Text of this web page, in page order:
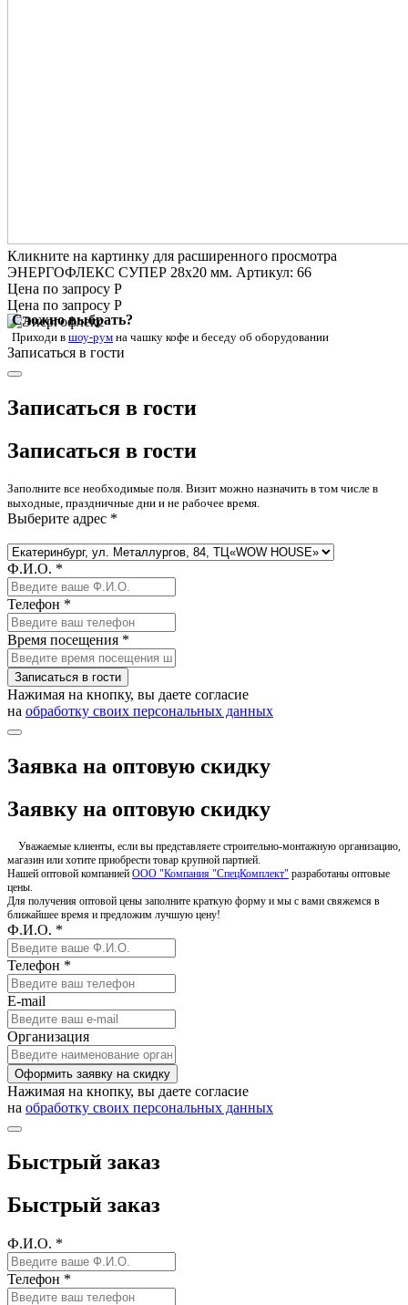
Кликните на картинку для расширенного просмотра
ЭНЕРГОФЛЕКС СУПЕР 28х20 мм. Артикул: 66
Цена по запросу Р
Цена по запросу Р
Сложно выбрать?
Приходи в шоу-рум на чашку кофе и беседу об оборудовании
Записаться в гости
Записаться в гости
Записаться в гости
Заполните все необходимые поля. Визит можно назначить в том числе в
выходные, праздничные дни и не рабочее время.
Выберите адрес *
Ф.И.О. *
Телефон *
Время посещения *
Записаться в гости
Нажимая на кнопку, вы даете согласие
на обработку своих персональных данных
Заявка на оптовую скидку
Заявку на оптовую скидку
Уважаемые клиенты, если вы представляете строительно-монтажную организацию,
магазин или хотите приобрести товар крупной партией.
Нашей оптовой компанией ООО "Компания "СпецКомплект" разработаны оптовые
цены.
Для получения оптовой цены заполните краткую форму и мы с вами свяжемся в
ближайшее время и предложим лучшую цену!
Ф.И.О. *
Телефон *
E-mail
Организация
Оформить заявку на скидку
Нажимая на кнопку, вы даете согласие
на обработку своих персональных данных
Быстрый заказ
Быстрый заказ
Ф.И.О. *
Телефон *